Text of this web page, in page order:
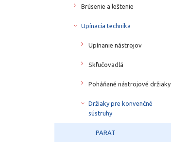
Brúsenie a leštenie
Upínacia technika
Upínanie nástrojov
Skľučovadlá
Poháňané nástrojové držiaky
Držiaky pre konvenčné
sústruhy
PARAT